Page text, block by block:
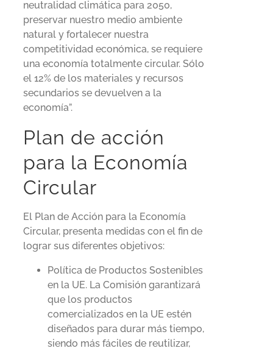
neutralidad climática para 2050,
preservar nuestro medio ambiente
natural y fortalecer nuestra
competitividad económica, se requiere
una economía totalmente circular. Sólo
el 12% de los materiales y recursos
secundarios se devuelven a la
economía”.
Plan de acción
para la Economía
Circular
El Plan de Acción para la Economía
Circular, presenta medidas con el fin de
lograr sus diferentes objetivos:
Política de Productos Sostenibles
en la UE. La Comisión garantizará
que los productos
comercializados en la UE estén
diseñados para durar más tiempo,
siendo más fáciles de reutilizar,